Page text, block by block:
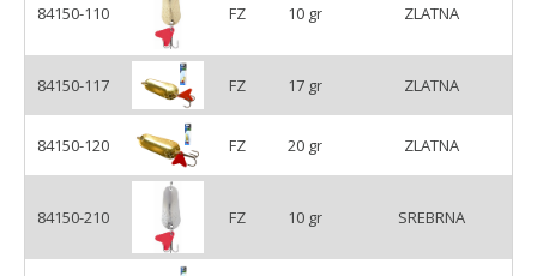
84150-110 FZ 10 gr ZLATNA
84150-117 FZ 17 gr ZLATNA
84150-120 FZ 20 gr ZLATNA
84150-210 FZ 10 gr SREBRNA